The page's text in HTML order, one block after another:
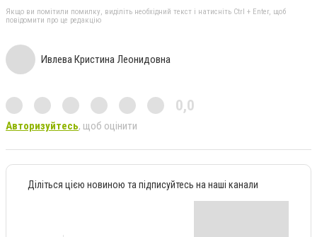
Якщо ви помітили помилку, виділіть необхідний текст і натисніть Ctrl + Enter, щоб
повідомити про це редакцію
Ивлева Кристина Леонидовна
0,0
Авторизуйтесь, щоб оцінити
Діліться цією новиною та підписуйтесь на наші канали